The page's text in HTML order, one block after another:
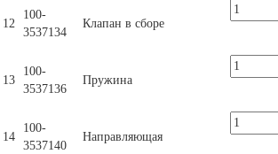
12
100-
3537134
Клапан в сборе
13
100-
3537136
Пружина
14
100-
3537140
Направляющая